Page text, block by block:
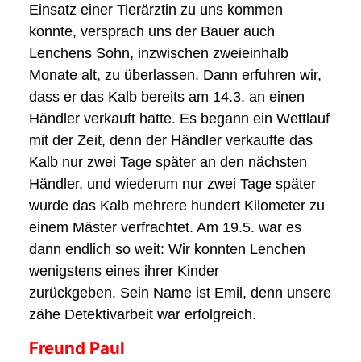
Einsatz einer Tierärztin zu uns kommen
konnte, versprach uns der Bauer auch
Lenchens Sohn, inzwischen zweieinhalb
Monate alt, zu überlassen. Dann erfuhren wir,
dass er das Kalb bereits am 14.3. an einen
Händler verkauft hatte. Es begann ein Wettlauf
mit der Zeit, denn der Händler verkaufte das
Kalb nur zwei Tage später an den nächsten
Händler, und wiederum nur zwei Tage später
wurde das Kalb mehrere hundert Kilometer zu
einem Mäster verfrachtet. Am 19.5. war es
dann endlich so weit: Wir konnten Lenchen
wenigstens eines ihrer Kinder
zurückgeben. Sein Name ist Emil, denn unsere
zähe Detektivarbeit war erfolgreich.
Freund Paul